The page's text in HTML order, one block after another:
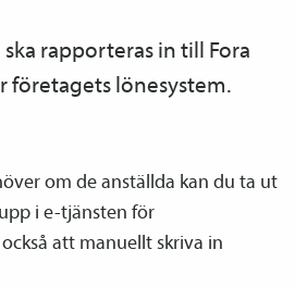
rapporteras in till Fora
företagets lönesystem.
om de anställda kan du ta ut
i e-tjänsten för
att manuellt skriva in